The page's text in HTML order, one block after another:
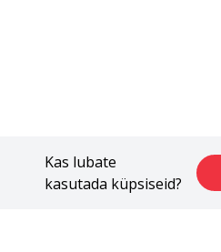
Kas lubate
kasutada küpsiseid?